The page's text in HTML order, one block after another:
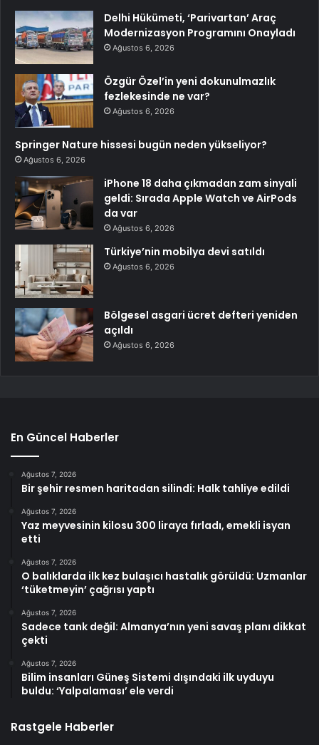
Delhi Hükümeti, ‘Parivartan’ Araç
Modernizasyon Programını Onayladı
Ağustos 6, 2026
Özgür Özel’in yeni dokunulmazlık
fezlekesinde ne var?
Ağustos 6, 2026
Springer Nature hissesi bugün neden yükseliyor?
Ağustos 6, 2026
iPhone 18 daha çıkmadan zam sinyali
geldi: Sırada Apple Watch ve AirPods
da var
Ağustos 6, 2026
Türkiye’nin mobilya devi satıldı
Ağustos 6, 2026
Bölgesel asgari ücret defteri yeniden
açıldı
Ağustos 6, 2026
En Güncel Haberler
Ağustos 7, 2026
Bir şehir resmen haritadan silindi: Halk tahliye edildi
Ağustos 7, 2026
Yaz meyvesinin kilosu 300 liraya fırladı, emekli isyan
etti
Ağustos 7, 2026
O balıklarda ilk kez bulaşıcı hastalık görüldü: Uzmanlar
‘tüketmeyin’ çağrısı yaptı
Ağustos 7, 2026
Sadece tank değil: Almanya’nın yeni savaş planı dikkat
çekti
Ağustos 7, 2026
Bilim insanları Güneş Sistemi dışındaki ilk uyduyu
buldu: ‘Yalpalaması’ ele verdi
Rastgele Haberler